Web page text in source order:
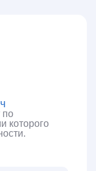
по
которого